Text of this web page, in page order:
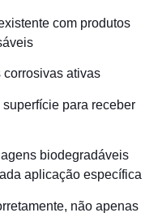
com produtos
corrosivas ativas
para receber
biodegradáveis
aplicação específica
não apenas